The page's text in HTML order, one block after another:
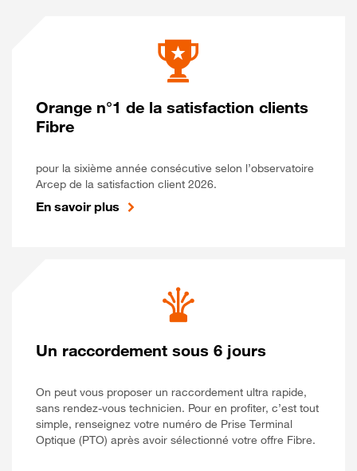
Orange n°1 de la satisfaction clients
Fibre
pour la sixième année consécutive selon l’observatoire
Arcep de la satisfaction client 2026.
En savoir plus
Un raccordement sous 6 jours
On peut vous proposer un raccordement ultra rapide,
sans rendez-vous technicien. Pour en profiter, c’est tout
simple, renseignez votre numéro de Prise Terminal
Optique (PTO) après avoir sélectionné votre offre Fibre.